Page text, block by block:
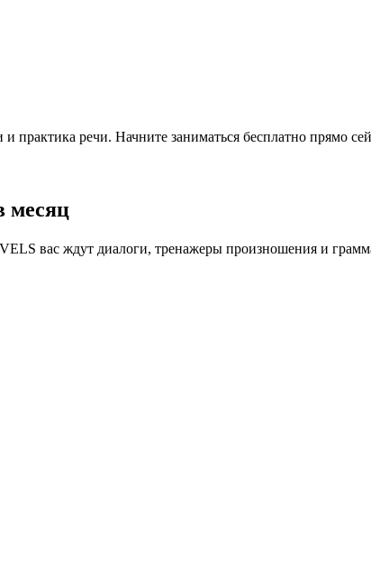
практика речи. Начните заниматься бесплатно прямо
месяц
вас ждут диалоги, тренажеры произношения и